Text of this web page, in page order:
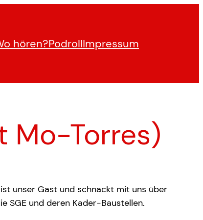
hören?PodrollImpressum
Mo-Torres)
unser Gast und schnackt mit uns über
SGE und deren Kader-Baustellen.